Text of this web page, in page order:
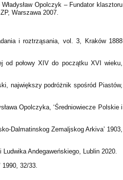
Opolczyk – Fundator klasztoru
Warszawa 2007.
i roztrząsania, vol. 3, Kraków 1888
połowy XIV do początku XVI wieku,
największy podróżnik spośród Piastów,
Opolczyka, ‘Średniowiecze Polskie i
Dalmatinskog Zemaljskog Arkiva’ 1903,
Andegaweńskiego, Lublin 2020.
32/33.